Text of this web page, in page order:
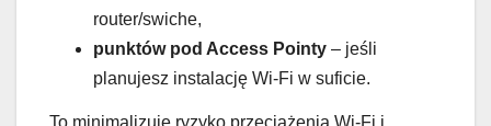
router/swiche,
punktów pod Access Pointy – jeśli
planujesz instalację Wi-Fi w suficie.
To minimalizuje ryzyko przeciążenia Wi-Fi i